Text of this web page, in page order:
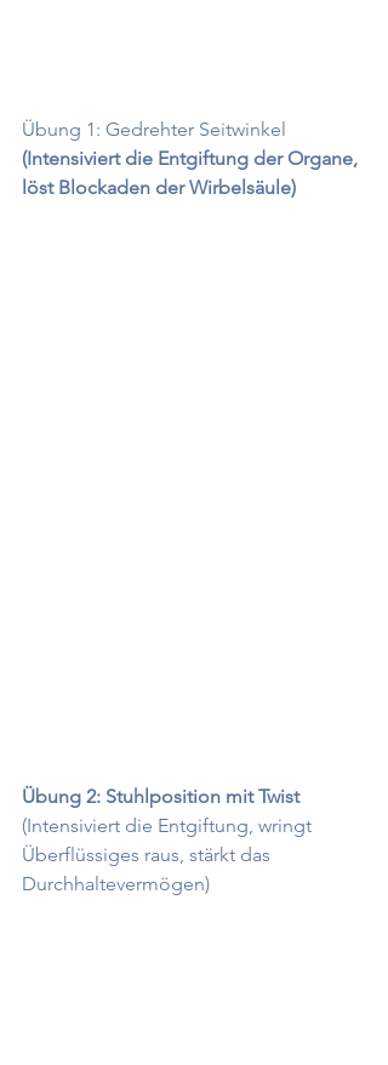
Übung 1: Gedrehter Seitwinkel
(Intensiviert die Entgiftung der Organe,
löst Blockaden der Wirbelsäule)
Übung 2: Stuhlposition mit Twist
(Intensiviert die Entgiftung, wringt
Überflüssiges raus, stärkt das
Durchhaltevermögen)